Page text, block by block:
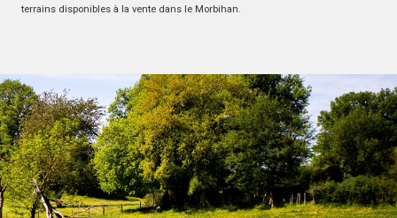
terrains disponibles à la vente dans le Morbihan.